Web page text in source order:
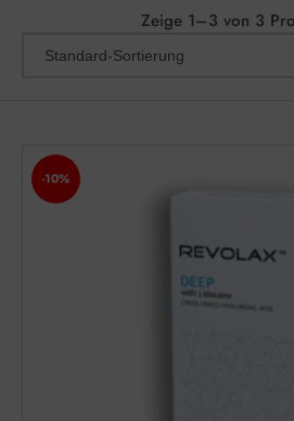
Zeige 1–3 von 3
-10%